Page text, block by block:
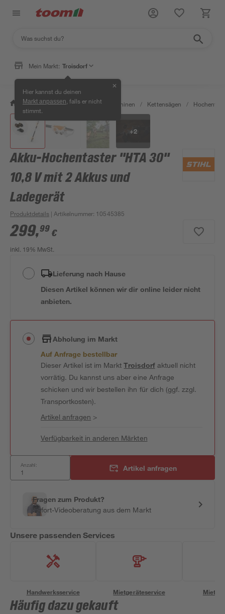
Mein Markt: Troisdorf
Hier kannst du deinen
Markt anpassen , falls er nicht
stimmt.
✕
/ Garten & Freizeit / Gartenmaschinen / Kettensägen /
+2
Akku-Hochentaster ''HTA 30''
10,8 V mit 2 Akkus und
Ladegerät
Produktdetails | Artikelnummer: 10545385
299,99 €
inkl. 19% MwSt.
Lieferung nach Hause
Diesen Artikel können wir dir online leider nicht
anbieten.
Abholung im Markt
Auf Anfrage bestellbar
Dieser Artikel ist im MarktTroisdorfaktuell nicht
vorrätig. Du kannst uns aber eine Anfrage
schicken und wir bestellen ihn für dich (ggf. zzgl.
Transportkosten).
Artikel anfragen >
Verfügbarkeit in anderen Märkten
Anzahl: Artikel anfragen
Fragen zum Produkt?
Sofort-Videoberatung aus dem Markt
Unsere passenden Services
Handwerksservice Mietgeräteservice
Häufig dazu gekauft